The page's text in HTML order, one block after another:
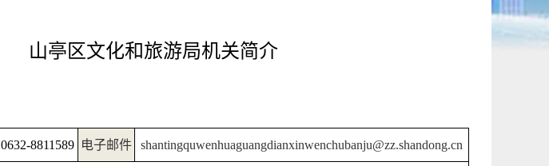
山亭区文化和旅游局机关简介
0632-8811589 电子邮件 shantingquwenhuaguangdianxinwenchubanju@zz.shandong.cn